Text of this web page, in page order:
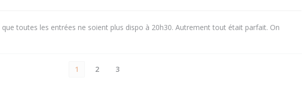
toutes les entrées ne soient plus dispo à 20h30. Autrement tout était parfait. On
1 2 3